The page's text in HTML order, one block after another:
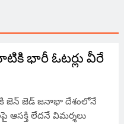
భారీ ఓటర్లు వీరే
జెన్ జెడ్ జనాభా దేశంలోనే
లేదనే విమర్శలు